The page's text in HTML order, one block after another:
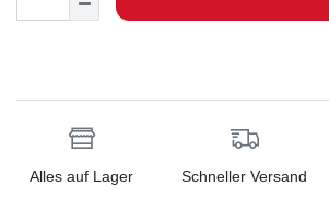
Alles auf Lager Schneller Versand